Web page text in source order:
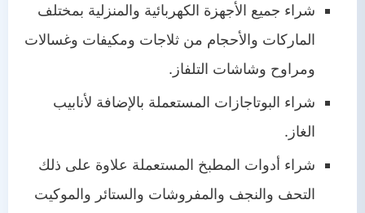
شراء جميع الأجهزة الكهربائية والمنزلية بمختلف
الماركات والأحجام من ثلاجات ومكيفات وغسالات
ومراوح وشاشات التلفاز.
شراء البوتاجازات المستعملة بالإضافة لأنابيب
الغاز.
شراء أدوات المطبخ المستعملة علاوة على ذلك
التحف والنجف والمفروشات والستائر والموكيت